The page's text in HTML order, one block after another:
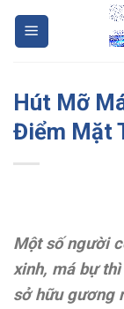
Skip
Hút Mỡ
Điểm Mặt
Một số người
xinh, má bự thì
sở hữu gương